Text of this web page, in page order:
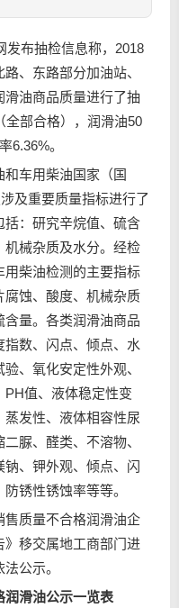
布抽检信息称，2018
、东路部分加油站、
滑油商品质量进行了抽
部合格）， 润滑油50
6.36%。
车用柴油国家（国
及重要质量指标进行了
：研究辛烷值、硫含
械杂质及水分。经检
柴油检测的主要指标
蚀、酸度、机械杂质
含量。各类润滑油商品
数、闪点、倾点、水
、氧化安定性外观、
值、液体稳定性变
发性、液体相容性尿
脲、醛类、不溶物、
、钾外观、倾点、闪
锈性锈蚀率等等。
质量不合格润滑油企
》移交属地工商部门进
公示。
润滑油公示一览表